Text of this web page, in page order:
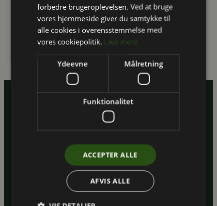
Steffen Petersen diskuterede bl.a. effekterne ved
energirenovering på indeklima, mens Johanne Mose
Entwistle satte mennesket og adfærden i centrum.
EAN: 5797200083340
Havnevej 1, 2. sal
8000 Aarhus C
forbedre brugeroplevelsen. Ved at bruge
vores hjemmeside giver du samtykke til
alle cookies i overensstemmelse med
vores cookiepolitik. Læs mere
Ydeevne Målretning
Funktionalitet
ACCEPTER ALLE
AFVIS ALLE